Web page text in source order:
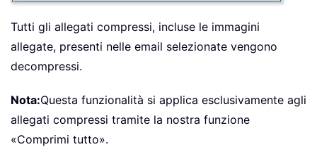
Tutti gli allegati compressi, incluse le immagini
allegate, presenti nelle email selezionate vengono
decompressi.
Nota:Questa funzionalità si applica esclusivamente agli
allegati compressi tramite la nostra funzione
«Comprimi tutto».